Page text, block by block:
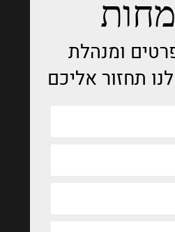
ומנהלת
תחזור אליכם